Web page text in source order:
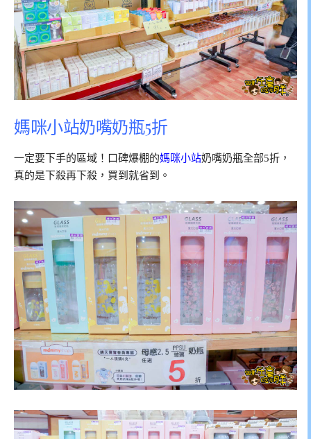
媽咪小站奶嘴奶瓶5折
一定要下手的區域！口碑爆棚的媽咪小站奶嘴奶瓶全部5折，
真的是下殺再下殺，買到就省到。